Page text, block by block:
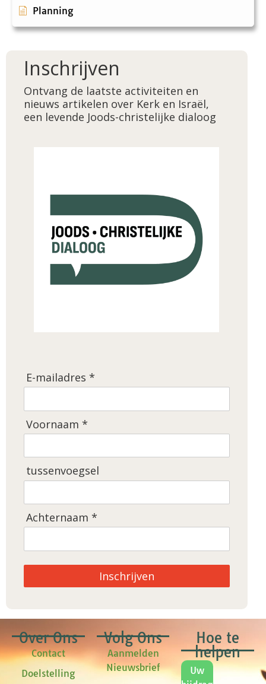
Planning
Inschrijven
Ontvang de laatste activiteiten en
nieuws artikelen over Kerk en Israël,
een levende Joods-christelijke dialoog
E-mailadres *
Voornaam *
tussenvoegsel
Achternaam *
Inschrijven
Over Ons
Contact
Doelstelling
Volg Ons
Aanmelden
Nieuwsbrief
Hoe te
helpen
Uw